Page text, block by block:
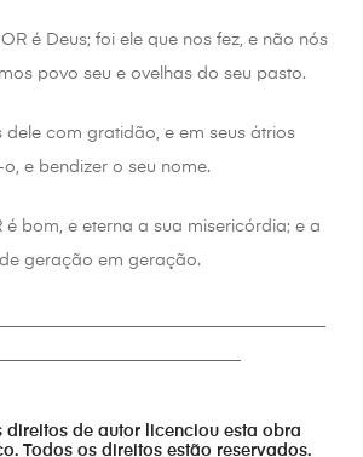
é Deus; foi ele que nos fez, e não nós
povo seu e ovelhas do seu pasto.
dele com gratidão, e em seus átrios
e bendizer o seu nome.
é bom, e eterna a sua misericórdia; e a
geração em geração.
direitos de autor licenciou esta obra
Todos os direitos estão reservados.